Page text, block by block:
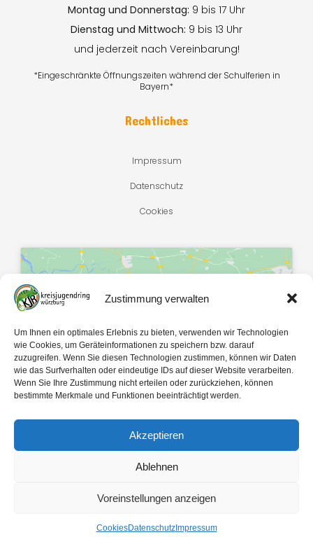
Zustimmung verwalten
Um Ihnen ein optimales Erlebnis zu bieten, verwenden wir Technologien
wie Cookies, um Geräteinformationen zu speichern bzw. darauf
zuzugreifen. Wenn Sie diesen Technologien zustimmen, können wir Daten
wie das Surfverhalten oder eindeutige IDs auf dieser Website verarbeiten.
Wenn Sie Ihre Zustimmung nicht erteilen oder zurückziehen, können
bestimmte Merkmale und Funktionen beeinträchtigt werden.
Akzeptieren
Ablehnen
Voreinstellungen anzeigen
CookiesDatenschutzImpressum
Montag und Donnerstag: 9 bis 17 Uhr
Dienstag und Mittwoch: 9 bis 13 Uhr
und jederzeit nach Vereinbarung!
*Eingeschränkte Öffnungszeiten während der Schulferien in
Bayern*
Rechtliches
Impressum
Datenschutz
Cookies
Klicke hier, um Marketing-Cookies zu
akzeptieren und diesen Inhalt zu
aktivieren
Copyright © 2026